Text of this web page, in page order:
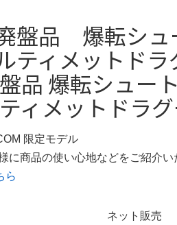
品 爆転シュ
ティメットド
品 爆転シュー
ィメットドラ
限定モデル
に商品の使い心地などをご紹介い
ら
ネット販売